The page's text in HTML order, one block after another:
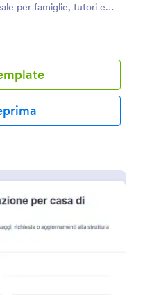
per famiglie, tutori e
la raccolta dati